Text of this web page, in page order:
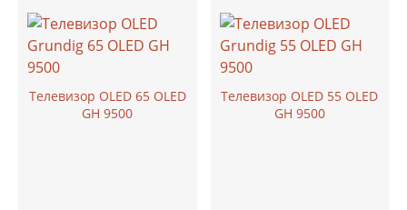
Телевизор OLED 65 OLED
GH 9500
Телевизор OLED 55 OLED
GH 9500